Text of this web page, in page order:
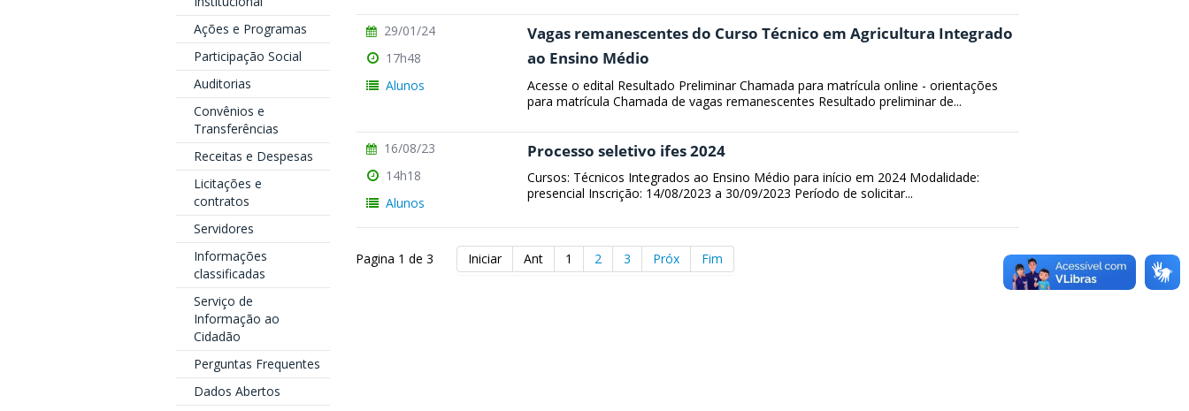
Ações e Programas
Participação Social
Auditorias
Convênios e
Transferências
Receitas e Despesas
Licitações e
contratos
Servidores
Informações
classificadas
Serviço de
Informação ao
Cidadão
Perguntas Frequentes
Dados Abertos
Vagas remanescentes do Curso Técnico em Agricultura Integrado
ao Ensino Médio
Acesse o edital Resultado Preliminar Chamada para matrícula online - orientações
para matrícula Chamada de vagas remanescentes Resultado preliminar de...
29/01/24
17h48
Alunos
Processo seletivo ifes 2024
Cursos: Técnicos Integrados ao Ensino Médio para início em 2024 Modalidade:
presencial Inscrição: 14/08/2023 a 30/09/2023 Período de solicitar...
16/08/23
14h18
Alunos
Pagina 1 de 3 Iniciar Ant 1 2 3 Próx Fim